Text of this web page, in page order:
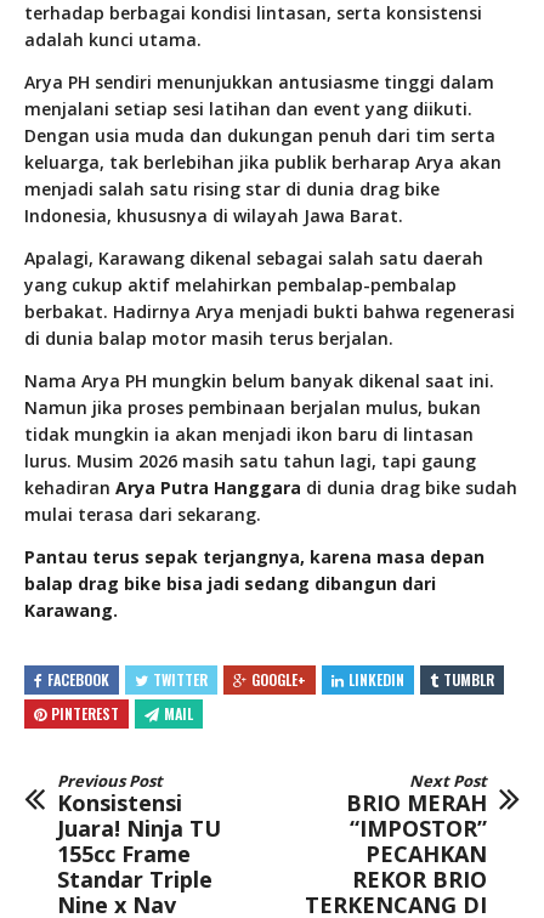
terhadap berbagai kondisi lintasan, serta konsistensi
adalah kunci utama.
Arya PH sendiri menunjukkan antusiasme tinggi dalam
menjalani setiap sesi latihan dan event yang diikuti.
Dengan usia muda dan dukungan penuh dari tim serta
keluarga, tak berlebihan jika publik berharap Arya akan
menjadi salah satu rising star di dunia drag bike
Indonesia, khususnya di wilayah Jawa Barat.
Apalagi, Karawang dikenal sebagai salah satu daerah
yang cukup aktif melahirkan pembalap-pembalap
berbakat. Hadirnya Arya menjadi bukti bahwa regenerasi
di dunia balap motor masih terus berjalan.
Nama Arya PH mungkin belum banyak dikenal saat ini.
Namun jika proses pembinaan berjalan mulus, bukan
tidak mungkin ia akan menjadi ikon baru di lintasan
lurus. Musim 2026 masih satu tahun lagi, tapi gaung
kehadiran Arya Putra Hanggara di dunia drag bike sudah
mulai terasa dari sekarang.
Pantau terus sepak terjangnya, karena masa depan
balap drag bike bisa jadi sedang dibangun dari
Karawang.
FACEBOOK TWITTER GOOGLE+ LINKEDIN
TUMBLR
PINTEREST
MAIL
Previous Post
Konsistensi
Juara! Ninja TU
155cc Frame
Standar Triple
Nine x Nav
Next Post
BRIO MERAH
“IMPOSTOR”
PECAHKAN
REKOR BRIO
TERKENCANG DI